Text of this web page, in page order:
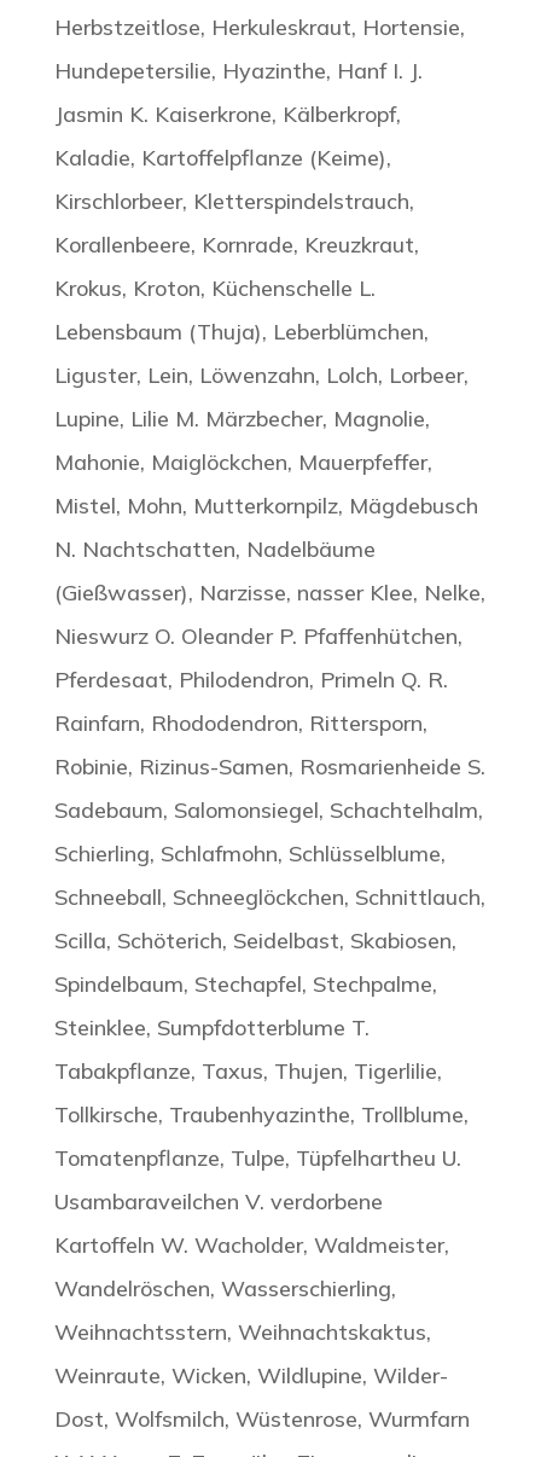
Herbstzeitlose, Herkuleskraut, Hortensie,
Hundepetersilie, Hyazinthe, Hanf I. J.
Jasmin K. Kaiserkrone, Kälberkropf,
Kaladie, Kartoffelpflanze (Keime),
Kirschlorbeer, Kletterspindelstrauch,
Korallenbeere, Kornrade, Kreuzkraut,
Krokus, Kroton, Küchenschelle L.
Lebensbaum (Thuja), Leberblümchen,
Liguster, Lein, Löwenzahn, Lolch, Lorbeer,
Lupine, Lilie M. Märzbecher, Magnolie,
Mahonie, Maiglöckchen, Mauerpfeffer,
Mistel, Mohn, Mutterkornpilz, Mägdebusch
N. Nachtschatten, Nadelbäume
(Gießwasser), Narzisse, nasser Klee, Nelke,
Nieswurz O. Oleander P. Pfaffenhütchen,
Pferdesaat, Philodendron, Primeln Q. R.
Rainfarn, Rhododendron, Rittersporn,
Robinie, Rizinus-Samen, Rosmarienheide S.
Sadebaum, Salomonsiegel, Schachtelhalm,
Schierling, Schlafmohn, Schlüsselblume,
Schneeball, Schneeglöckchen, Schnittlauch,
Scilla, Schöterich, Seidelbast, Skabiosen,
Spindelbaum, Stechapfel, Stechpalme,
Steinklee, Sumpfdotterblume T.
Tabakpflanze, Taxus, Thujen, Tigerlilie,
Tollkirsche, Traubenhyazinthe, Trollblume,
Tomatenpflanze, Tulpe, Tüpfelhartheu U.
Usambaraveilchen V. verdorbene
Kartoffeln W. Wacholder, Waldmeister,
Wandelröschen, Wasserschierling,
Weihnachtsstern, Weihnachtskaktus,
Weinraute, Wicken, Wildlupine, Wilder-
Dost, Wolfsmilch, Wüstenrose, Wurmfarn